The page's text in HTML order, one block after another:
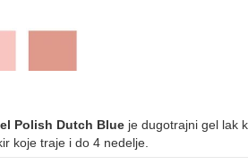
Polish Dutch Blue je dugotrajni gel lak
koje traje i do 4 nedelje.